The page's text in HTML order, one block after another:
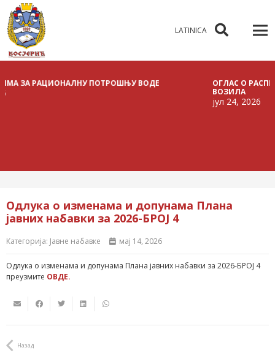
LATINICA
ЗА РАЦИОНАЛНУ ПОТРОШЊУ ВОДЕ
ОГЛАС О
ВОЗИЛА
јул 24, 2026
Одлука о изменама и допунама Плана
јавних набавки за 2026-БРОЈ 4
Категорија: Јавне набавке мај 14, 2026
Одлука о изменама и допунама Плана јавних набавки за 2026-БРОЈ 4
преузмите ОВДЕ.
Назад